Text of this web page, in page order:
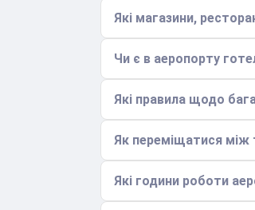
Які магазини,
Чи є в аеропорту
Які правила щодо
Як переміщатися між
Які години роботи